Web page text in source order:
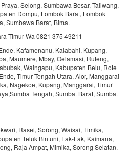
Selong, Sumbawa Besar, Taliwang,
Dompu, Lombok Barat, Lombok
Sumbawa Barat, Bima.
Timur Wa 0821 375 49211
Kafamenanu, Kalabahi, Kupang,
Maumere, Mbay, Oelamasi, Ruteng,
Waingapu, Kabupaten Belu, Rote
Timur Tengah Utara, Alor, Manggarai
Nagekoe, Kupang, Manggarai, Timur
Tengah, Sumbat Barat, Sumbat
Rasei, Sorong, Waisai, Timika,
Teluk Bintuni, Fak-Fak, Kaimana,
Raja Ampat, Mimika, Sorong Selatan.